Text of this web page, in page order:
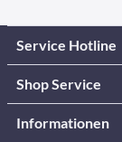
Service Hotline
Shop Service
Informationen